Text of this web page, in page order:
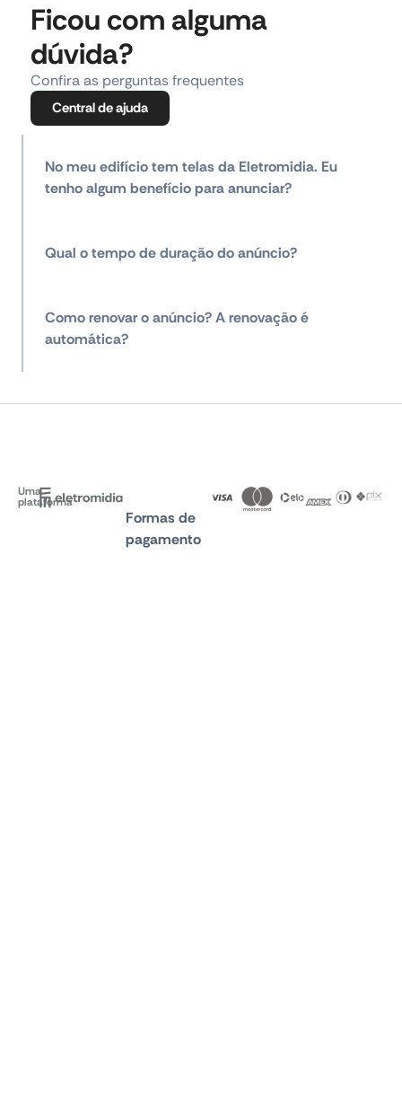
Ficou com alguma
dúvida?
Confira as perguntas frequentes
Central de ajuda
No meu edifício tem telas da Eletromidia. Eu
tenho algum benefício para anunciar?
Qual o tempo de duração do anúncio?
Como renovar o anúncio? A renovação é
automática?
Uma
plataforma
Formas de
pagamento